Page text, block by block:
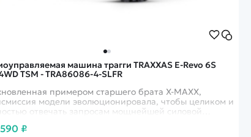
машина трагги TRAXXAS E-Revo 6S
TSM - TRA86086-4-SLFR
примером старшего брата X-MAXX,
модели эволюционировала, чтобы целиком и
отвечать запросам мощнейшей силовой
наружу!
₽